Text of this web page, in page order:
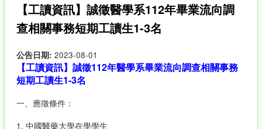
【工讀資訊】誠徵醫學系112年畢業流向調
查相關事務短期工讀生1-3名
公告日期: 2023-08-01
【工讀資訊】誠徵112年醫學系畢業流向調查相關事務
短期工讀生1-3名
一、應徵條件：
1. 中國醫藥大學在學學生